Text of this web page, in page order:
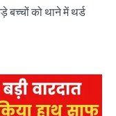
बच्चों को थाने में थर्ड